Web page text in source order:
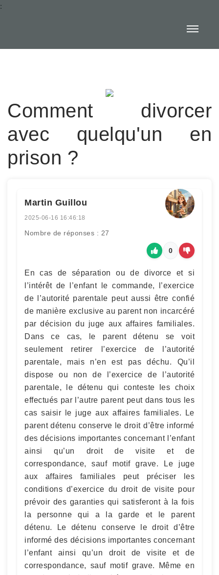
:
Comment divorcer
avec quelqu'un en
prison ?
Martin Guillou
2025-06-16 16:46:18
Nombre de réponses : 27
0
En cas de séparation ou de divorce et si
l’intérêt de l’enfant le commande, l’exercice
de l’autorité parentale peut aussi être confié
de manière exclusive au parent non incarcéré
par décision du juge aux affaires familiales.
Dans ce cas, le parent détenu se voit
seulement retirer l’exercice de l’autorité
parentale, mais n’en est pas déchu. Qu’il
dispose ou non de l’exercice de l’autorité
parentale, le détenu qui conteste les choix
effectués par l’autre parent peut dans tous les
cas saisir le juge aux affaires familiales. Le
parent détenu conserve le droit d’être informé
des décisions importantes concernant l’enfant
ainsi qu’un droit de visite et de
correspondance, sauf motif grave. Le juge
aux affaires familiales peut préciser les
conditions d’exercice du droit de visite pour
prévoir des garanties qui satisferont à la fois
la personne qui a la garde et le parent
détenu. Le détenu conserve le droit d’être
informé des décisions importantes concernant
l’enfant ainsi qu’un droit de visite et de
correspondance, sauf motif grave. Même en